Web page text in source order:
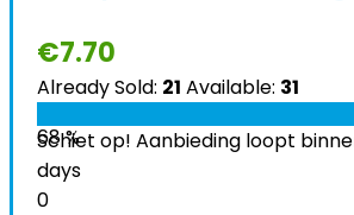
€7.70
Already Sold: 21 Available: 31
68 %
Schiet op! Aanbieding loopt
days
0